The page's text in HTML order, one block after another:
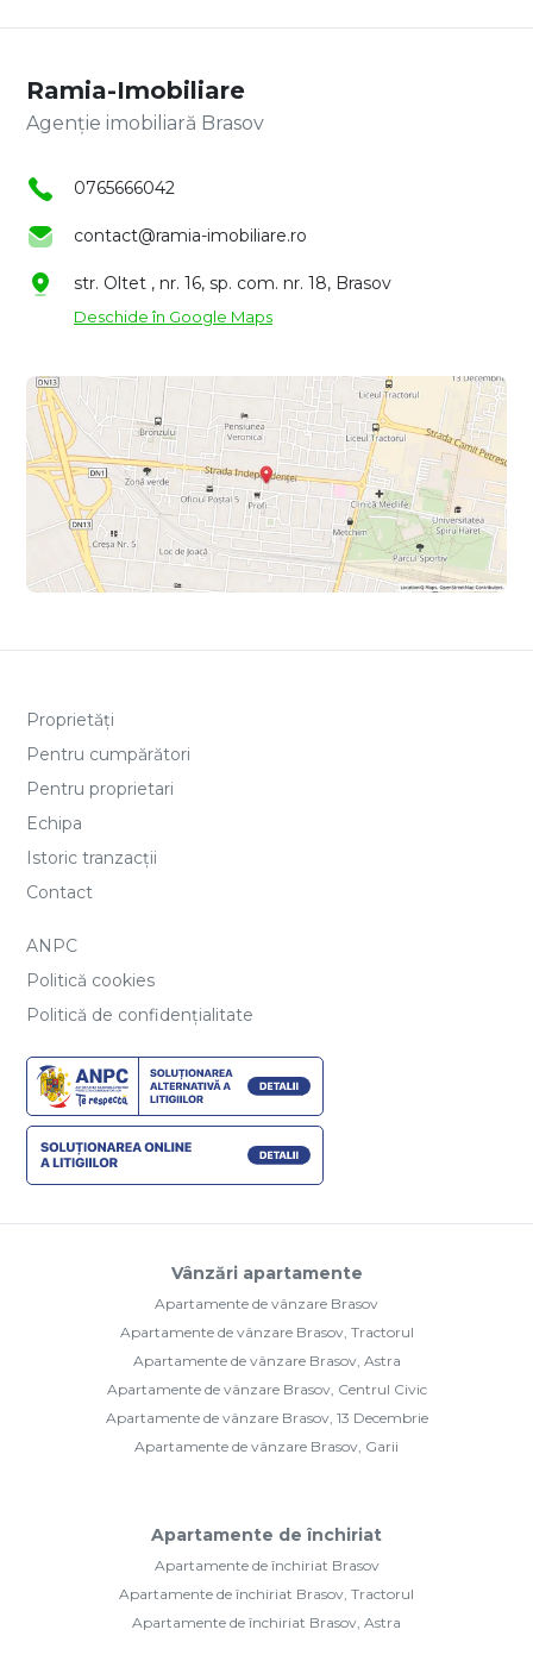
Ramia-Imobiliare
Agenție imobiliară Brasov
0765666042
contact@ramia-imobiliare.ro
str. Oltet , nr. 16, sp. com. nr. 18, Brasov
Deschide în Google Maps
Proprietăți
Pentru cumpărători
Pentru proprietari
Echipa
Istoric tranzacții
Contact
ANPC
Politică cookies
Politică de confidențialitate
Vânzări apartamente
Apartamente de vânzare Brasov
Apartamente de vânzare Brasov, Tractorul
Apartamente de vânzare Brasov, Astra
Apartamente de vânzare Brasov, Centrul Civic
Apartamente de vânzare Brasov, 13 Decembrie
Apartamente de vânzare Brasov, Garii
Apartamente de închiriat
Apartamente de închiriat Brasov
Apartamente de închiriat Brasov, Tractorul
Apartamente de închiriat Brasov, Astra